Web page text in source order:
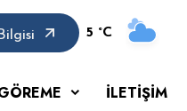
5 °C
İLETİŞİM